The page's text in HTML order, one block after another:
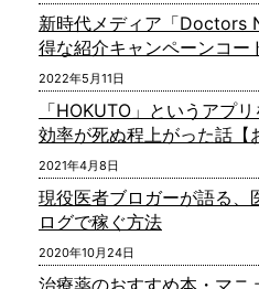
新時代メディア「Doctors
得な紹介キャンペーンコー
2022年5月11日
「HOKUTO」というアプ
効率が死ぬ程上がった話【
2021年4月8日
現役医者ブロガーが語る、
ログで稼ぐ方法
2020年10月24日
治療薬のおすすめ本・マニ